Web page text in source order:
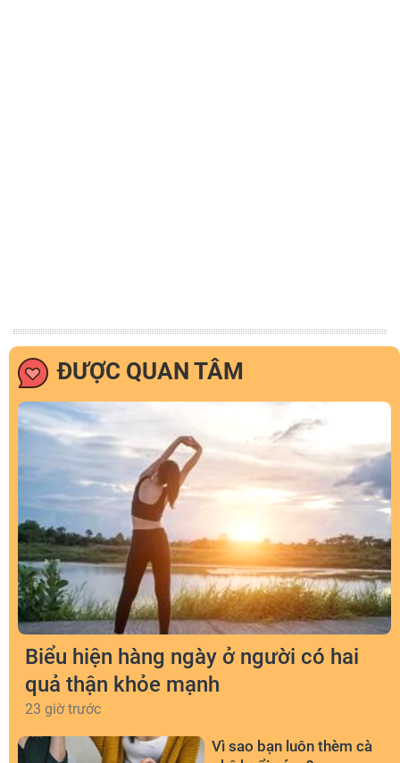
ĐƯỢC QUAN TÂM
Biểu hiện hàng ngày ở người có hai
quả thận khỏe mạnh
23 giờ trước
Vì sao bạn luôn thèm cà